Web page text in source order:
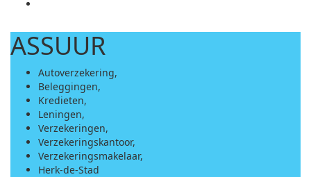
ASSUUR
Autoverzekering,
Beleggingen,
Kredieten,
Leningen,
Verzekeringen,
Verzekeringskantoor,
Verzekeringsmakelaar,
Herk-de-Stad